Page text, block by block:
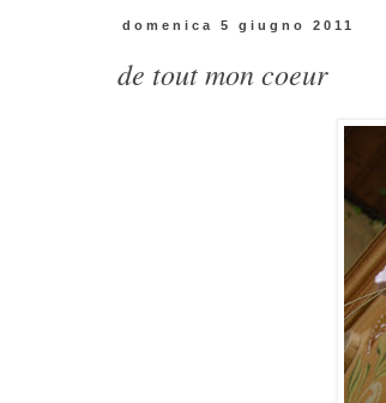
domenica 5 giugno 2011
de tout mon coeur